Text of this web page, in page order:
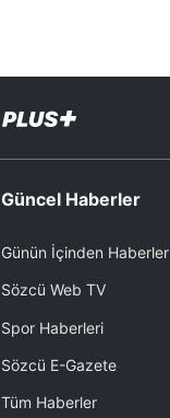
Güncel Haberler
Günün İçinden Haberler
Sözcü Web TV
Spor Haberleri
Sözcü E-Gazete
Tüm Haberler